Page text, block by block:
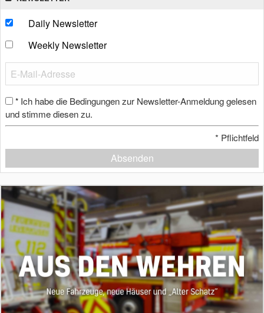
Daily Newsletter
Weekly Newsletter
* Ich habe die Bedingungen zur Newsletter-Anmeldung gelesen
und stimme diesen zu.
* Pflichtfeld
Absenden